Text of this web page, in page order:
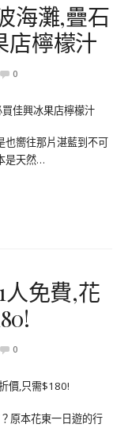
海灘,疊石
店檸檬汁
0
也嚮往那片湛藍到不可
是天然…
人免費,花
0
原本花東一日遊的行